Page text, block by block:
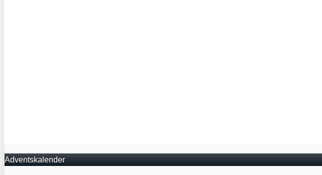
Adventskalender